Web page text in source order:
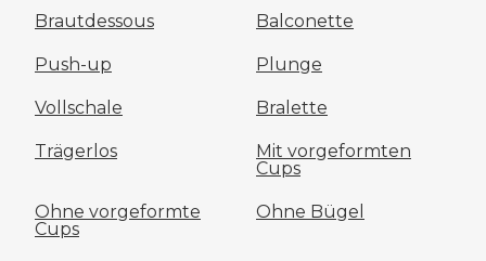
Brautdessous Balconette
Push-up Plunge
Vollschale Bralette
Trägerlos
Mit vorgeformten
Cups
Ohne vorgeformte
Cups
Ohne Bügel